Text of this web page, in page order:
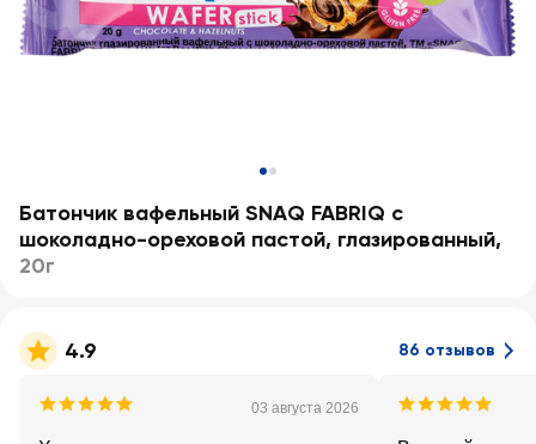
Батончик вафельный SNAQ FABRIQ с
шоколадно-ореховой пастой, глазированный,
20г
4.9 86 отзывов
03 августа 2026